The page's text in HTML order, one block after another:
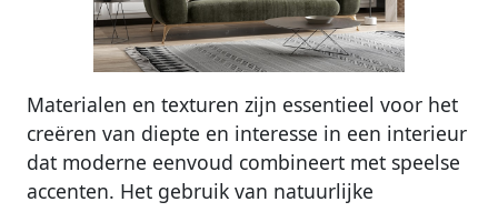
Materialen en texturen zijn essentieel voor het
creëren van diepte en interesse in een interieur
dat moderne eenvoud combineert met speelse
accenten. Het gebruik van natuurlijke